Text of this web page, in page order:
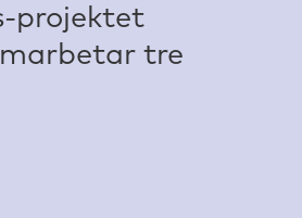
projektet
tre